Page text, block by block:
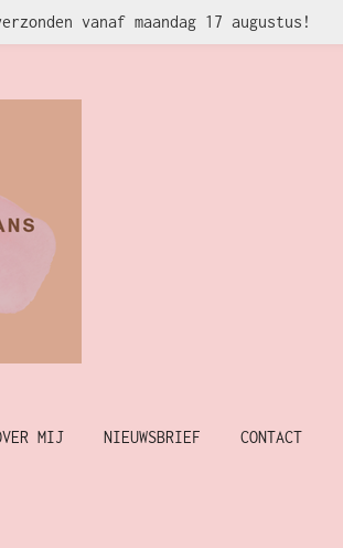
vanaf maandag 17 augustus!
MIJ NIEUWSBRIEF CONTACT